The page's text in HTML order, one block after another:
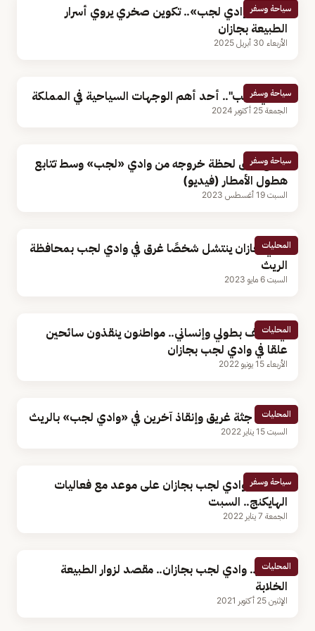
سياحة وسفر
صخرة «وادي لجب».. تكوين صخري يروي أسرار
الطبيعة بجازان
الأربعاء 30 أبريل 2025
سياحة وسفر
"وادي لجب".. أحد أهم الوجهات السياحية في المملكة
الجمعة 25 أكتوبر 2024
سياحة وسفر
سائح يوثق لحظة خروجه من وادي «لجب» وسط تتابع
هطول الأمطار (فيديو)
السبت 19 أغسطس 2023
المحليات
مدني جازان ينتشل شخصًا غرق في وادي لجب بمحافظة
الريث
السبت 6 مايو 2023
المحليات
في موقف بطولي وإنساني.. مواطنون ينقذون سائحين
علقا في وادي لجب بجازان
الأربعاء 15 يونيو 2022
المحليات
انتشال جثة غريق وإنقاذ آخرين في «وادي لجب» بالريث
السبت 15 يناير 2022
سياحة وسفر
بالصور.. وادي لجب بجازان على موعد مع فعاليات
الهايكنج.. السبت
الجمعة 7 يناير 2022
المحليات
بالصور.. وادي لجب بجازان.. مقصد لزوار الطبيعة
الخلابة
الإثنين 25 أكتوبر 2021